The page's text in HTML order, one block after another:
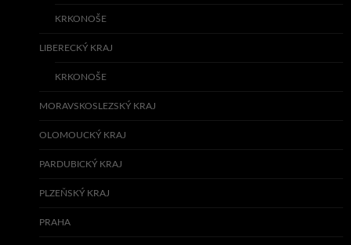
KRKONOŠE
LIBERECKÝ KRAJ
KRKONOŠE
MORAVSKOSLEZSKÝ KRAJ
OLOMOUCKÝ KRAJ
PARDUBICKÝ KRAJ
PLZEŇSKÝ KRAJ
PRAHA